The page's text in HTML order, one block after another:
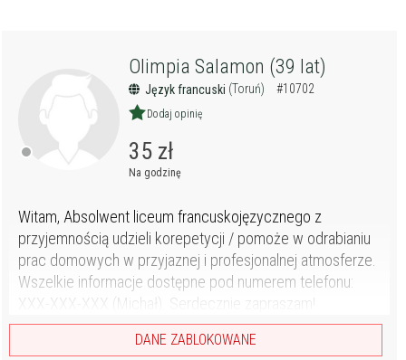
Olimpia Salamon (39 lat)
Język francuski (Toruń) #10702
Dodaj opinię
35 zł
Na godzinę
Witam, Absolwent liceum francuskojęzycznego z
przyjemnością udzieli korepetycji / pomoże w odrabianiu
prac domowych w przyjaznej i profesjonalnej atmosferze.
Wszelkie informacje dostępne pod numerem telefonu:
XXX-XXX-XXX (Michał). Serdecznie zapraszam!
DANE ZABLOKOWANE